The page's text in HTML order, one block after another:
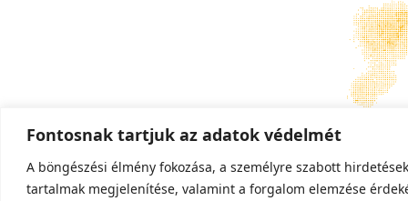
Fontosnak tartjuk az adatok védelmét
A böngészési élmény fokozása, a személyre szabott
tartalmak megjelenítése, valamint a forgalom elemzése